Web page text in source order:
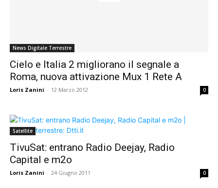
News Digitale Terrestre
Cielo e Italia 2 migliorano il segnale a
Roma, nuova attivazione Mux 1 Rete A
Loris Zanini - 12 Marzo 2012 0
Satellite
TivuSat: entrano Radio Deejay, Radio
Capital e m2o
Loris Zanini - 24 Giugno 2011 0